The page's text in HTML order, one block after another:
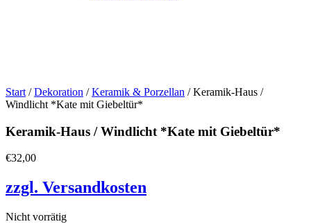
Start /Dekoration /Keramik & Porzellan / Keramik-Haus /
Windlicht *Kate mit Giebeltür*
Keramik-Haus / Windlicht *Kate mit Giebeltür*
€32,00
zzgl. Versandkosten
Nicht vorrätig